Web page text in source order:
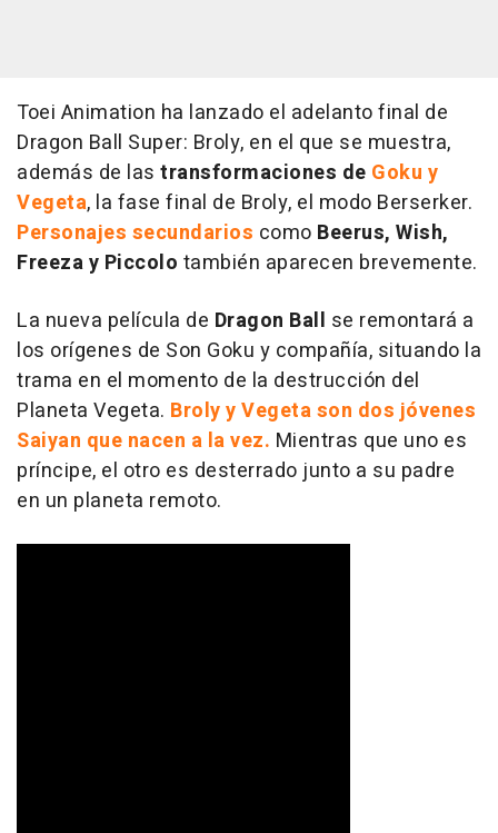
Toei Animation ha lanzado el adelanto final de
Dragon Ball Super: Broly, en el que se muestra,
además de las transformaciones de Goku y
Vegeta, la fase final de Broly, el modo Berserker.
Personajes secundarios como Beerus, Wish,
Freeza y Piccolo también aparecen brevemente.
La nueva película de Dragon Ball se remontará a
los orígenes de Son Goku y compañía, situando la
trama en el momento de la destrucción del
Planeta Vegeta. Broly y Vegeta son dos jóvenes
Saiyan que nacen a la vez. Mientras que uno es
príncipe, el otro es desterrado junto a su padre
en un planeta remoto.